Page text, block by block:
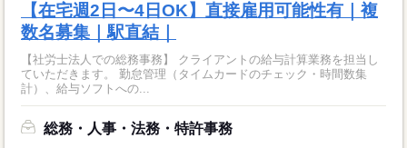
【在宅週2日〜4日OK】直接雇用可能性有｜複
数名募集｜駅直結｜
【社労士法人での総務事務】 クライアントの給与計算業務を担当し
ていただきます。 勤怠管理（タイムカードのチェック・時間数集
計）、給与ソフトへの...
総務・人事・法務・特許事務